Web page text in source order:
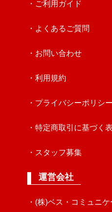
・ご利用ガイド
・よくあるご質問
・お問い合わせ
・利用規約
・プライバシーポリシー
・特定商取引に基づく
・スタッフ募集
運営会社
・(株)ベス・コミュニ